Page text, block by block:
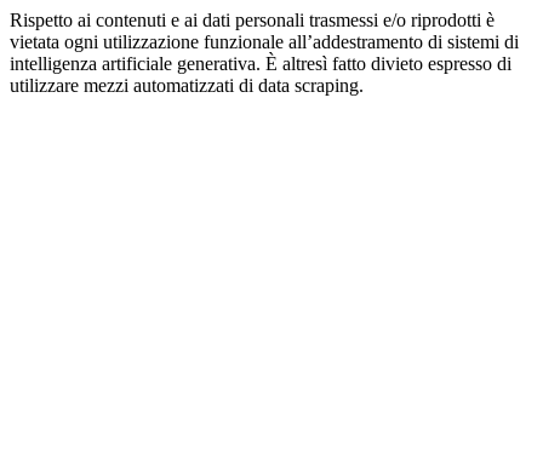
Rispetto ai contenuti e ai dati personali trasmessi e/o riprodotti è
vietata ogni utilizzazione funzionale all’addestramento di sistemi di
intelligenza artificiale generativa. È altresì fatto divieto espresso di
utilizzare mezzi automatizzati di data scraping.